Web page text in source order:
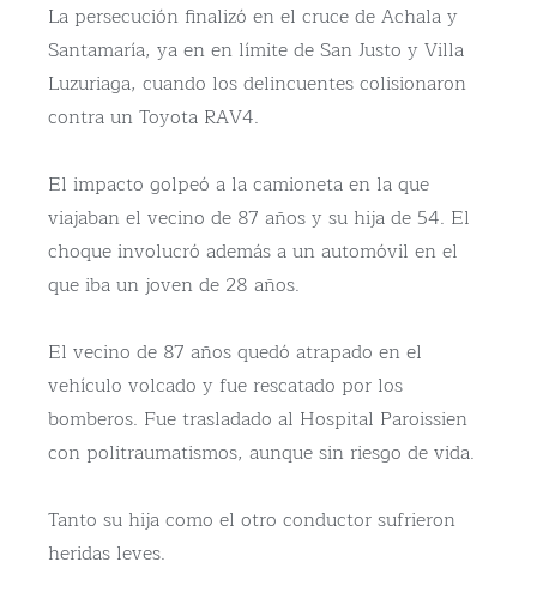
La persecución finalizó en el cruce de Achala y
Santamaría, ya en en límite de San Justo y Villa
Luzuriaga, cuando los delincuentes colisionaron
contra un Toyota RAV4.
El impacto golpeó a la camioneta en la que
viajaban el vecino de 87 años y su hija de 54. El
choque involucró además a un automóvil en el
que iba un joven de 28 años.
El vecino de 87 años quedó atrapado en el
vehículo volcado y fue rescatado por los
bomberos. Fue trasladado al Hospital Paroissien
con politraumatismos, aunque sin riesgo de vida.
Tanto su hija como el otro conductor sufrieron
heridas leves.